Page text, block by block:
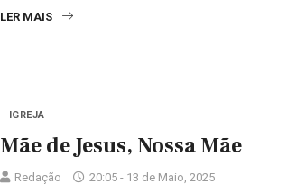
LER MAIS
IGREJA
Mãe de Jesus, Nossa Mãe
Redação 20:05 - 13 de Maio, 2025